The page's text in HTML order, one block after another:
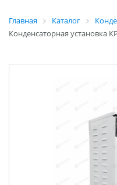
Главная Каталог
Конденсаторная установка